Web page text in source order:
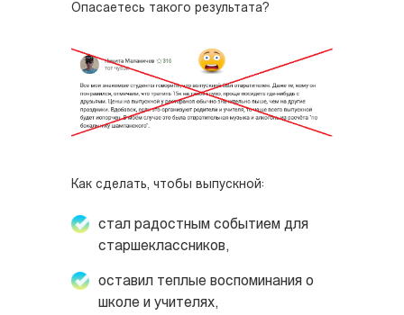
Опасаетесь такого результата?
Как сделать, чтобы выпускной:
стал радостным событием для
старшеклассников,
оставил теплые воспоминания о
школе и учителях,